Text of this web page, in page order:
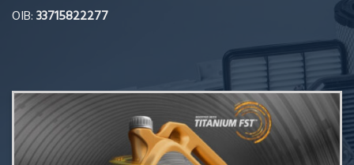
OIB:33715822277